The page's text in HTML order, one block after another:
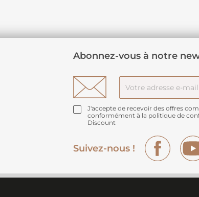
Abonnez-vous à notre
J'accepte de recevoir des offres
conformément à la politique de
Discount
Suivez-nous !